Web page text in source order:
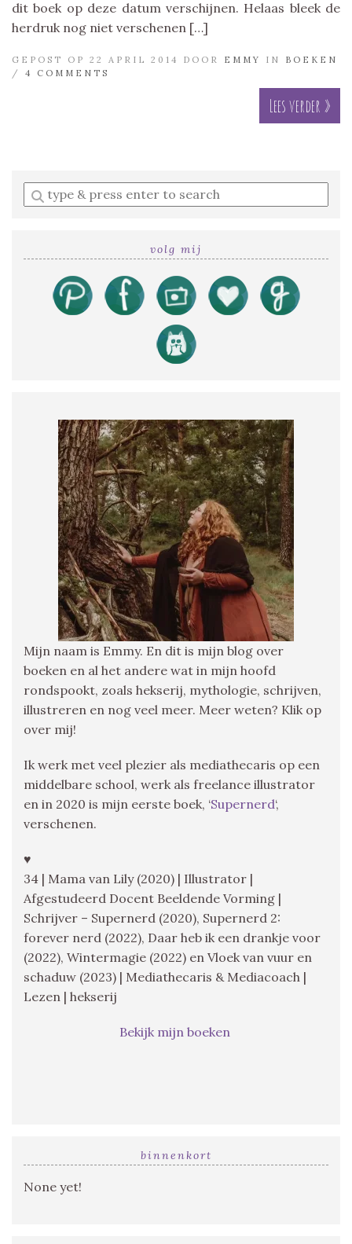
dit boek op deze datum verschijnen. Helaas bleek de
herdruk nog niet verschenen […]
GEPOST OP 22 APRIL 2014 DOOR EMMY IN BOEKEN
/ 4 COMMENTS
Lees verder »
Enter
a
volg mij
Mijn naam is Emmy. En dit is mijn blog over
boeken en al het andere wat in mijn hoofd
rondspookt, zoals hekserij, mythologie, schrijven,
illustreren en nog veel meer. Meer weten? Klik op
over mij!
Ik werk met veel plezier als mediathecaris op een
middelbare school, werk als freelance illustrator
en in 2020 is mijn eerste boek, ‘Supernerd‘,
verschenen.
♥
34 | Mama van Lily (2020) | Illustrator |
Afgestudeerd Docent Beeldende Vorming |
Schrijver – Supernerd (2020), Supernerd 2:
forever nerd (2022), Daar heb ik een drankje voor
(2022), Wintermagie (2022) en Vloek van vuur en
schaduw (2023) | Mediathecaris & Mediacoach |
Lezen | hekserij
Bekijk mijn boeken
binnenkort
None yet!